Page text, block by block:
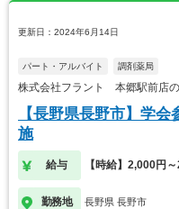
更新日：2024年6月14日
パート・アルバイト 調剤薬局
株式会社フラント 本郷駅前店
【長野県長野市】学
施
給与 【時給】2,000円
勤務地 長野県 長野市